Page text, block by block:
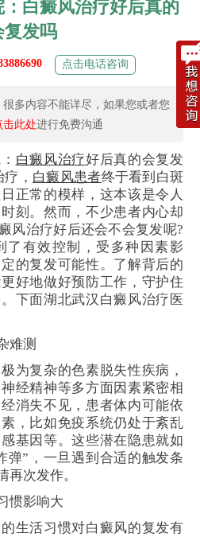
白癜风治疗好后真的
复发吗
点击电话咨询
多内容不能详尽，如果您或者您
击此处进行免费沟通
白癜风治疗好后真的会复发
， 白癜风患者终于看到白斑
正常的模样，这本该是令人
刻。然而，不少患者内心却
风治疗好后还会不会复发呢?
了有效控制，受多种因素影
的复发可能性。了解背后的
好地做好预防工作，守护住
下面湖北武汉白癜风治疗医
难测
复杂的色素脱失性疾病，
经精神等多方面因素紧密相
消失不见，患者体内可能依
，比如免疫系统仍处于紊乱
基因等。这些潜在隐患就如
弹”，一旦遇到合适的触发条
再次发作。
影响大
活习惯对白癜风的复发有